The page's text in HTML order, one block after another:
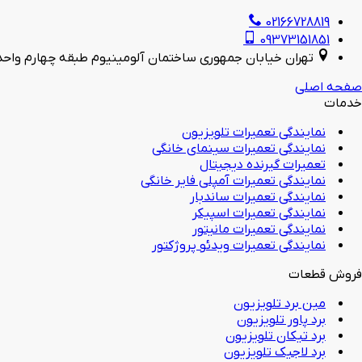
02166728819
09373151851
تهران خیابان جمهوری ساختمان آلومینیوم طبقه چهارم واحد
صفحه اصلی
خدمات
نمایندگی تعمیرات تلویزیون
نمایندگی تعمیرات سینمای خانگی
تعمیرات گیرنده دیجیتال
نمایندگی تعمیرات آمپلی فایر خانگی
نمایندگی تعمیرات ساندبار
نمایندگی تعمیرات اسپیکر
نمایندگی تعمیرات مانیتور
نمایندگی تعمیرات ویدئو پروژکتور
فروش قطعات
مین برد تلویزیون
برد پاور تلویزیون
برد تیکان تلویزیون
برد لاجیک تلویزیون